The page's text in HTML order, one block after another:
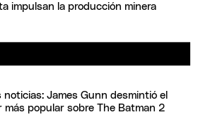
impulsan la producción minera
noticias: James Gunn desmintió el
más popular sobre The Batman 2